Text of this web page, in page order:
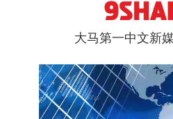
9点股票
大马第一中文新